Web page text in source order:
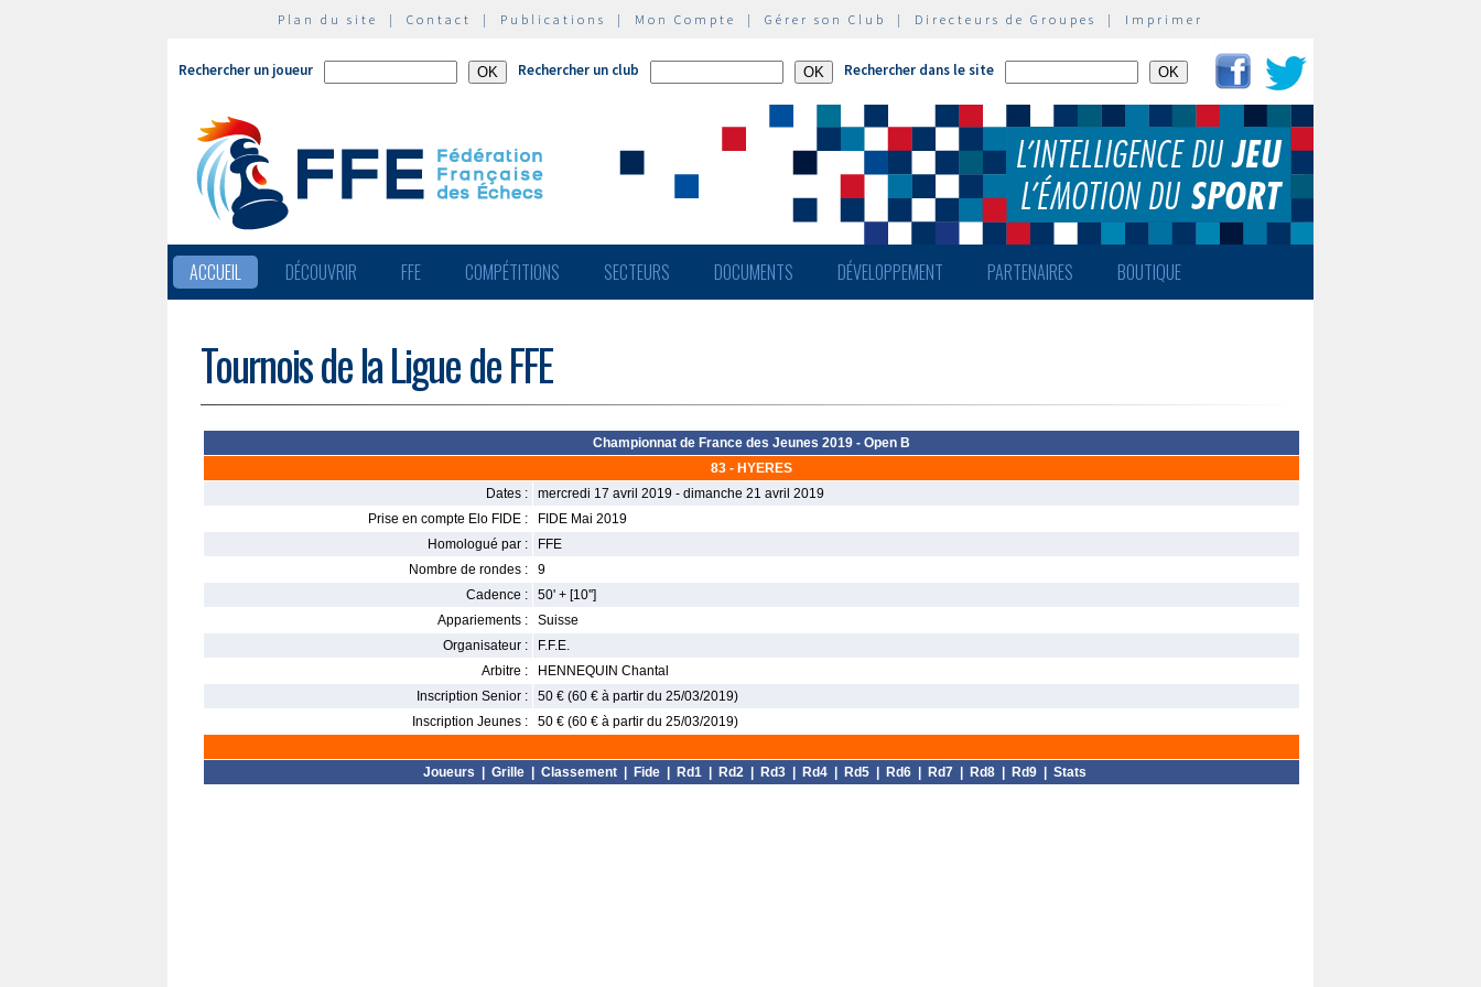
Plan du site | Contact | Publications | Mon Compte | Gérer son Club | Directeurs de Groupes | Imprimer
Rechercher un joueur Rechercher un club Rechercher dans le site
ACCUEIL DÉCOUVRIR FFE COMPÉTITIONS SECTEURS DOCUMENTS DÉVELOPPEMENT PARTENAIRES BOUTIQUE
Tournois de la Ligue de FFE
Championnat de France des Jeunes 2019 - Open B
83 - HYERES
Dates :
mercredi 17 avril 2019 - dimanche 21 avril 2019
Prise en compte Elo FIDE :
FIDE Mai 2019
Homologué par :
FFE
Nombre de rondes :
9
Cadence :
50' + [10'']
Appariements :
Suisse
Organisateur :
F.F.E.
Arbitre :
HENNEQUIN Chantal
Inscription Senior :
50 € (60 € à partir du 25/03/2019)
Inscription Jeunes :
50 € (60 € à partir du 25/03/2019)
Joueurs Grille Classement Fide Rd1 Rd2 Rd3 Rd4 Rd5 Rd6 Rd7 Rd8 Rd9 Stats